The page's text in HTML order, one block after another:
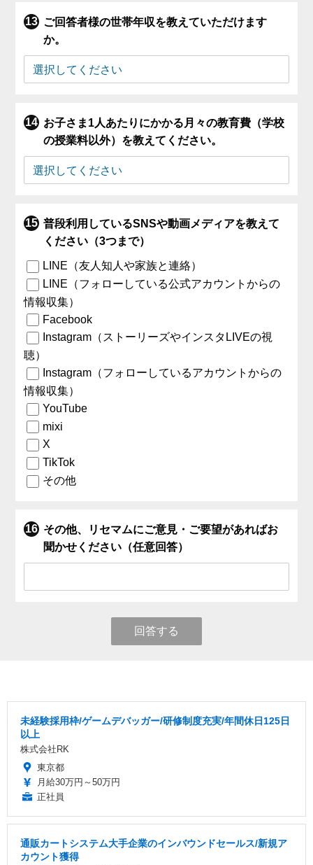
ご回答者様の世帯年収を教えていただけます
か。
お子さま1人あたりにかかる月々の教育費（学校
の授業料以外）を教えてください。
普段利用しているSNSや動画メディアを教えて
ください（3つまで）
LINE（友人知人や家族と連絡）
LINE（フォローしている公式アカウントからの
情報収集）
Facebook
Instagram（ストーリーズやインスタLIVEの視
聴）
Instagram（フォローしているアカウントからの
情報収集）
YouTube
mixi
X
TikTok
その他
その他、リセマムにご意見・ご要望があればお
聞かせください（任意回答）
回答する
未経験採用枠/ゲームデバッガー/研修制度充実/年間休日125日
以上
株式会社RK
東京都
月給30万円～50万円
正社員
通販カートシステム大手企業のインバウンドセールス/新規ア
カウント獲得